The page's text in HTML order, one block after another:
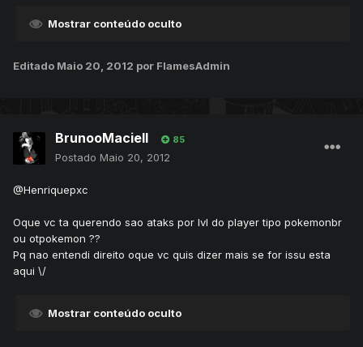
Mostrar conteúdo oculto
Editado Maio 20, 2012 por FlamesAdmin
BrunooMaciell 85
Postado Maio 20, 2012
@Henriquepxc
Oque vc ta querendo sao ataks por lvl do player tipo pokemonbr
ou otpokemon ??
Pq nao entendi direito oque vc quis dizer mais se for issu esta
aqui \/
Mostrar conteúdo oculto